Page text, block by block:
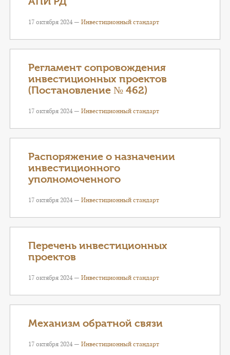
17 октября 2024 — Инвестиционный стандарт
Регламент сопровождения
инвестиционных проектов
(Постановление № 462)
17 октября 2024 — Инвестиционный стандарт
Распоряжение о назначении
инвестиционного
уполномоченного
17 октября 2024 — Инвестиционный стандарт
Перечень инвестиционных
проектов
17 октября 2024 — Инвестиционный стандарт
Механизм обратной связи
17 октября 2024 — Инвестиционный стандарт